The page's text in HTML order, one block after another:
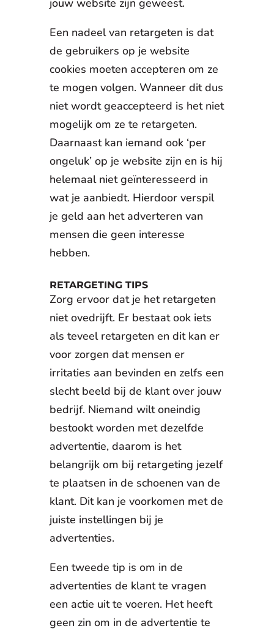
jouw website zijn geweest.
Een nadeel van retargeten is dat
de gebruikers op je website
cookies moeten accepteren om ze
te mogen volgen. Wanneer dit dus
niet wordt geaccepteerd is het niet
mogelijk om ze te retargeten.
Daarnaast kan iemand ook ‘per
ongeluk’ op je website zijn en is hij
helemaal niet geïnteresseerd in
wat je aanbiedt. Hierdoor verspil
je geld aan het adverteren van
mensen die geen interesse
hebben.
RETARGETING TIPS
Zorg ervoor dat je het retargeten
niet ovedrijft. Er bestaat ook iets
als teveel retargeten en dit kan er
voor zorgen dat mensen er
irritaties aan bevinden en zelfs een
slecht beeld bij de klant over jouw
bedrijf. Niemand wilt oneindig
bestookt worden met dezelfde
advertentie, daarom is het
belangrijk om bij retargeting jezelf
te plaatsen in de schoenen van de
klant. Dit kan je voorkomen met de
juiste instellingen bij je
advertenties.
Een tweede tip is om in de
advertenties de klant te vragen
een actie uit te voeren. Het heeft
geen zin om in de advertentie te